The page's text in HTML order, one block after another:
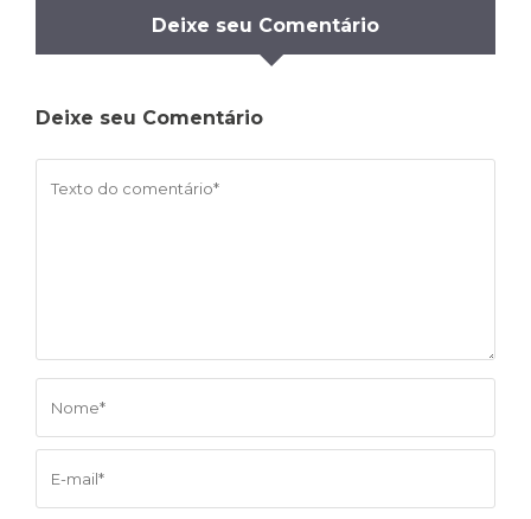
Deixe seu Comentário
Deixe seu Comentário